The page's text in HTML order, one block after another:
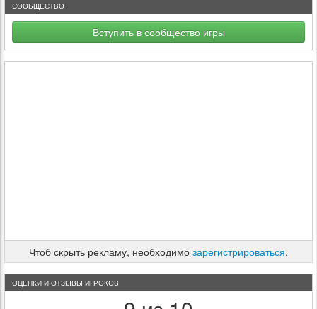
СООБЩЕСТВО
Вступить в сообщество игры
Чтоб скрыть рекламу, необходимо зарегистрироваться.
ОЦЕНКИ И ОТЗЫВЫ ИГРОКОВ